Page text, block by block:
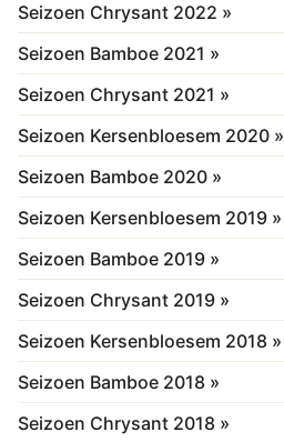
Seizoen Chrysant 2022 »
Seizoen Bamboe 2021 »
Seizoen Chrysant 2021 »
Seizoen Kersenbloesem 2020 »
Seizoen Bamboe 2020 »
Seizoen Kersenbloesem 2019 »
Seizoen Bamboe 2019 »
Seizoen Chrysant 2019 »
Seizoen Kersenbloesem 2018 »
Seizoen Bamboe 2018 »
Seizoen Chrysant 2018 »